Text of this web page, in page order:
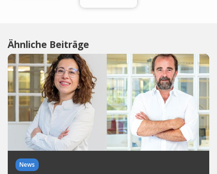
Ähnliche Beiträge
News